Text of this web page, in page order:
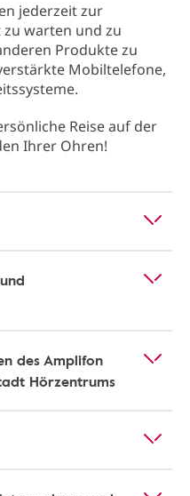
jederzeit zur
warten und zu
Produkte zu
Mobiltelefone,
Reise auf der
Ihrer Ohren!
des Amplifon
Hörzentrums